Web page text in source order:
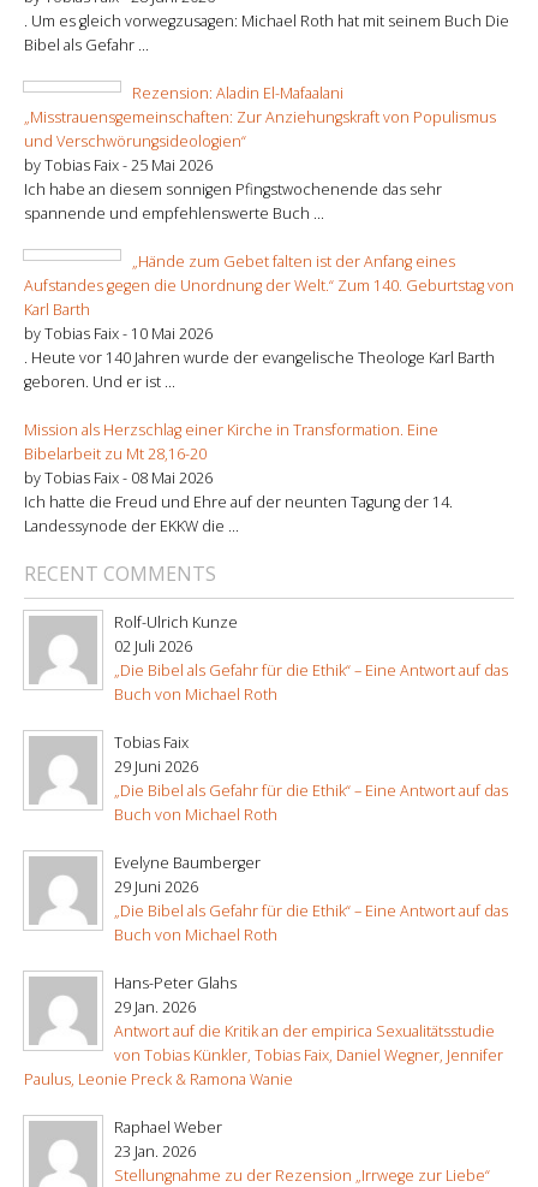
. Um es gleich vorwegzusagen: Michael Roth hat mit seinem Buch Die
Bibel als Gefahr ...
Rezension: Aladin El-Mafaalani
„Misstrauensgemeinschaften: Zur Anziehungskraft von Populismus
und Verschwörungsideologien“
by Tobias Faix -25 Mai 2026
Ich habe an diesem sonnigen Pfingstwochenende das sehr
spannende und empfehlenswerte Buch ...
„Hände zum Gebet falten ist der Anfang eines
Aufstandes gegen die Unordnung der Welt.“ Zum 140. Geburtstag von
Karl Barth
by Tobias Faix - 10 Mai 2026
. Heute vor 140 Jahren wurde der evangelische Theologe Karl Barth
geboren. Und er ist ...
Mission als Herzschlag einer Kirche in Transformation. Eine
Bibelarbeit zu Mt 28,16-20
by Tobias Faix - 08 Mai 2026
Ich hatte die Freud und Ehre auf der neunten Tagung der 14.
Landessynode der EKKW die ...
RECENT COMMENTS
Rolf-Ulrich Kunze
02 Juli 2026
„Die Bibel als Gefahr für die Ethik“ – Eine Antwort auf das
Buch von Michael Roth
Tobias Faix
29 Juni 2026
„Die Bibel als Gefahr für die Ethik“ – Eine Antwort auf das
Buch von Michael Roth
Evelyne Baumberger
29 Juni 2026
„Die Bibel als Gefahr für die Ethik“ – Eine Antwort auf das
Buch von Michael Roth
Hans-Peter Glahs
29 Jan. 2026
Antwort auf die Kritik an der empirica Sexualitätsstudie
von Tobias Künkler, Tobias Faix, Daniel Wegner, Jennifer
Paulus, Leonie Preck & Ramona Wanie
Raphael Weber
23 Jan. 2026
Stellungnahme zu der Rezension „Irrwege zur Liebe“